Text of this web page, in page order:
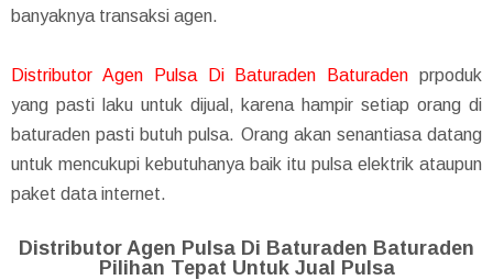
banyaknya transaksi agen.
Distributor Agen Pulsa Di Baturaden Baturaden prpoduk
yang pasti laku untuk dijual, karena hampir setiap orang di
baturaden pasti butuh pulsa. Orang akan senantiasa datang
untuk mencukupi kebutuhanya baik itu pulsa elektrik ataupun
paket data internet.
Distributor Agen Pulsa Di Baturaden Baturaden
Pilihan Tepat Untuk Jual Pulsa